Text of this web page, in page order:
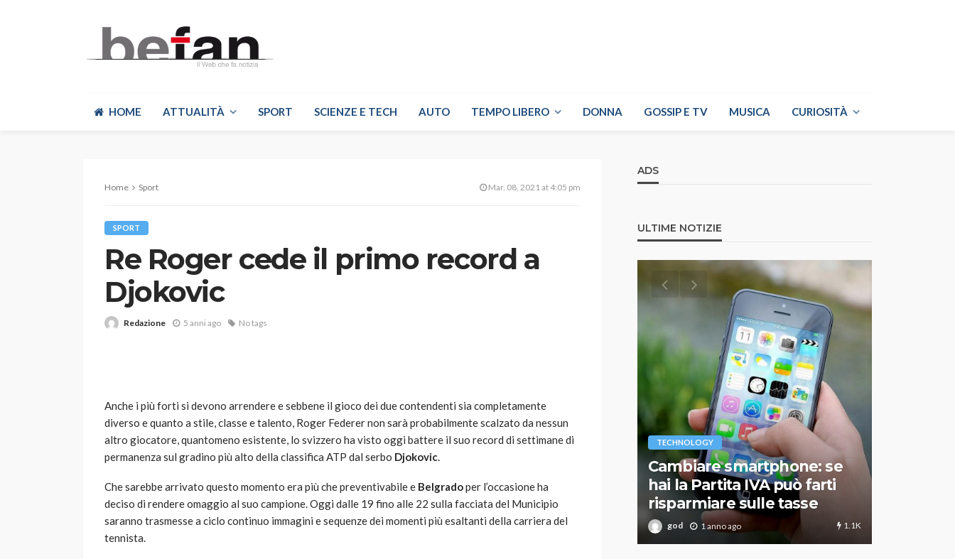
HOME ATTUALITÀ SPORT SCIENZE E TECH AUTO TEMPO LIBERO DONNA GOSSIP E TV MUSICA CURIOSITÀ
Home Sport Mar. 08, 2021 at 4:05 pm
SPORT
Re Roger cede il primo record a
Djokovic
Redazione 5 anni ago No tags
Anche i più forti si devono arrendere e sebbene il gioco dei due contendenti sia completamente
diverso e quanto a stile, classe e talento, Roger Federer non sarà probabilmente scalzato da nessun
altro giocatore, quantomeno esistente, lo svizzero ha visto oggi battere il suo record di settimane di
permanenza sul gradino più alto della classifica ATP dal serbo Djokovic.
Che sarebbe arrivato questo momento era più che preventivabile e Belgradoper l’occasione ha
deciso di rendere omaggio al suo campione. Oggi dalle 19 fino alle 22 sulla facciata del Municipio
saranno trasmesse a ciclo continuo immagini e sequenze dei momenti più esaltanti della carriera del
tennista.
ADS
ULTIME NOTIZIE
VARIE
Robot tagliaerba: quale
scegliere per il tuo prato
god 1 anno ago 784
AUTO SPORT
MG alle Final 8 di Coppa
Davis: tennis mondiale e
passione per
l’automobilismo
abbracciano la stessa causa
god 9 mesi ago
TECHNOLOGY
Cambiare smartphone: se
hai la Partita IVA può farti
risparmiare sulle tasse
god 1 anno ago 1.1K